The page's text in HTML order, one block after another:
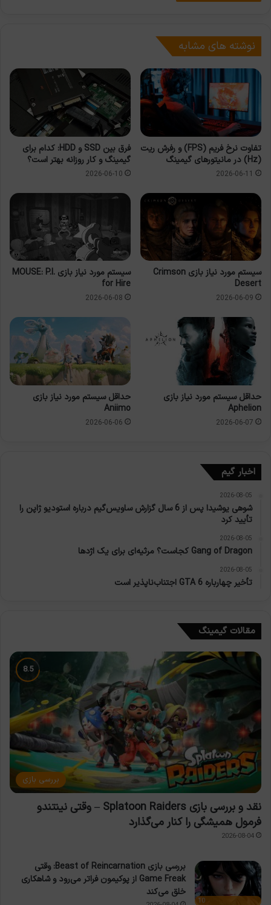
نوشته های مشابه
تفاوت نرخ فریم (FPS) و رفرش ریت
(Hz) در مانیتورهای گیمینگ
2026-06-11
فرق بین SSD و HDD: کدام برای
گیمینگ و کار روزانه بهتر است؟
2026-06-10
سیستم مورد نیاز بازی Crimson
Desert
2026-06-09
سیستم مورد نیاز بازی MOUSE: P.I.
for Hire
2026-06-08
حداقل سیستم مورد نیاز بازی
Aphelion
2026-06-07
حداقل سیستم مورد نیاز بازی
Aniimo
2026-06-06
اخبار گیم
2026-08-05
شوهی یوشیدا پس از 6 سال گزارش ساویس‌گیم درباره استودیو ژاپن را
تأیید کرد
2026-08-05
Gang of Dragon کجاست؟ مرثیه‌ای برای یک اژدها
2026-08-05
تأخیر چهارباره GTA 6 اجتناب‌ناپذیر است
مقالات گیمینگ
بررسی بازی
نقد و بررسی بازی Splatoon Raiders – وقتی نینتندو
فرمول همیشگی را کنار می‌گذارد
2026-08-04
10
بررسی بازی Beast of Reincarnation: وقتی
Game Freak از پوکیمون فراتر می‌رود و شاهکاری
خلق می‌کند